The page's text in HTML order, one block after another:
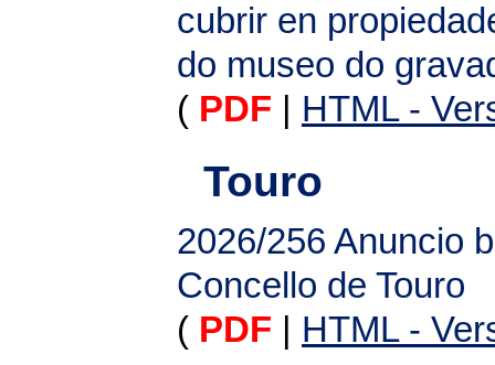
cubrir en
do museo do
( PDF HTML -
Touro
2026/256 Anuncio
Concello de Touro
( PDF HTML -